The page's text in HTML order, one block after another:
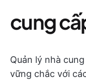
cung
Quản lý nhà
vững chắc với